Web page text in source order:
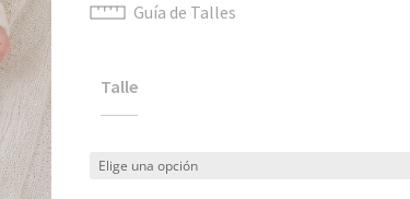
Guía de Talles
Talle